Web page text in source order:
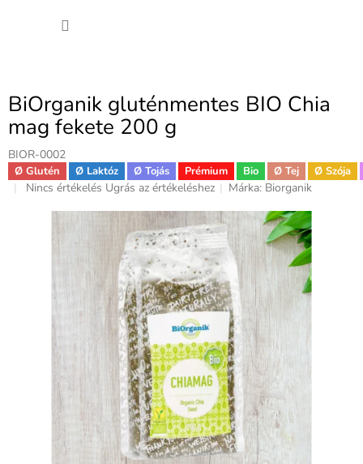
BiOrganik gluténmentes BIO Chia
mag fekete 200 g
BIOR-0002
Ø Glutén Ø Laktóz Ø Tojás Prémium Bio Ø Tej Ø Szója
A
csillag.
Nincs értékelés Ugrás az értékeléshez Márka: Biorganik